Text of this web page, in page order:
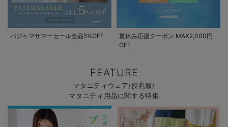
パジャマサマーセール全品5%OFF
夏休み応援クーポン MAX2,000円
OFF
FEATURE
マタニティウェア/授乳服/
マタニティ用品に関する特集